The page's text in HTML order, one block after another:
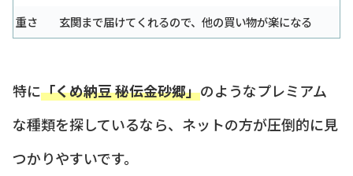
重さ
玄関まで届けてくれるので、他の買い物が楽になる
特に「くめ納豆 秘伝金砂郷」のようなプレミアム
な種類を探しているなら、ネットの方が圧倒的に見
つかりやすいです。